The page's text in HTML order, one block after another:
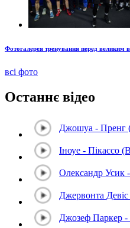
Фотогалерея тренування перед великим
всі фото
Останнє відео
Джошуа - Пренг
Іноуе - Пікассо
Олександр Усик
Джервонта
Джозеф Паркер